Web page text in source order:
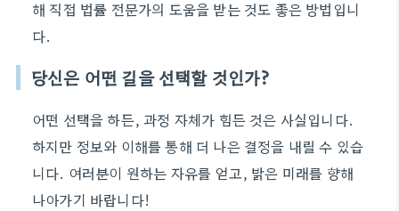
해 직접 법률 전문가의 도움을 받는 것도 좋은 방법입니
다.
당신은 어떤 길을 선택할 것인가?
어떤 선택을 하든, 과정 자체가 힘든 것은 사실입니다.
하지만 정보와 이해를 통해 더 나은 결정을 내릴 수 있습
니다. 여러분이 원하는 자유를 얻고, 밝은 미래를 향해
나아가기 바랍니다!